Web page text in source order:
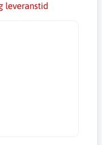
leveranstid